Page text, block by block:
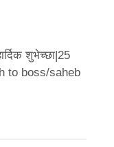
शुभेच्छा|25
to boss/saheb